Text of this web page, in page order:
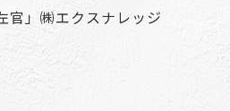
官」㈱エクスナレッジ